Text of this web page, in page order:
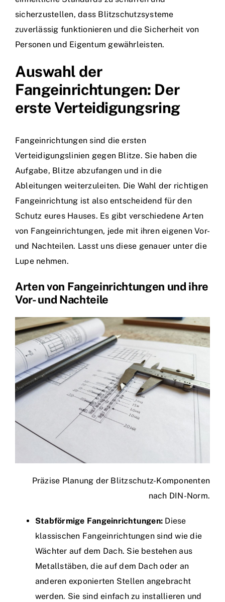
sicherzustellen, dass Blitzschutzsysteme
zuverlässig funktionieren und die Sicherheit von
Personen und Eigentum gewährleisten.
Auswahl der
Fangeinrichtungen: Der
erste Verteidigungsring
Fangeinrichtungen sind die ersten
Verteidigungslinien gegen Blitze. Sie haben die
Aufgabe, Blitze abzufangen und in die
Ableitungen weiterzuleiten. Die Wahl der richtigen
Fangeinrichtung ist also entscheidend für den
Schutz eures Hauses. Es gibt verschiedene Arten
von Fangeinrichtungen, jede mit ihren eigenen Vor-
und Nachteilen. Lasst uns diese genauer unter die
Lupe nehmen.
Arten von Fangeinrichtungen und ihre
Vor- und Nachteile
Präzise Planung der Blitzschutz-Komponenten
nach DIN-Norm.
Stabförmige Fangeinrichtungen: Diese
klassischen Fangeinrichtungen sind wie die
Wächter auf dem Dach. Sie bestehen aus
Metallstäben, die auf dem Dach oder an
anderen exponierten Stellen angebracht
werden. Sie sind einfach zu installieren und